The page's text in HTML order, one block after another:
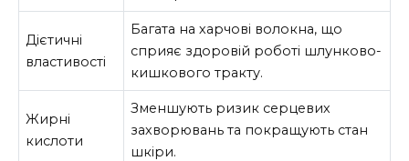
Дієтичні
властивості
Багата на харчові волокна, що
сприяє здоровій роботі шлунково-
кишкового тракту.
Жирні
кислоти
Зменшують ризик серцевих
захворювань та покращують стан
шкіри.